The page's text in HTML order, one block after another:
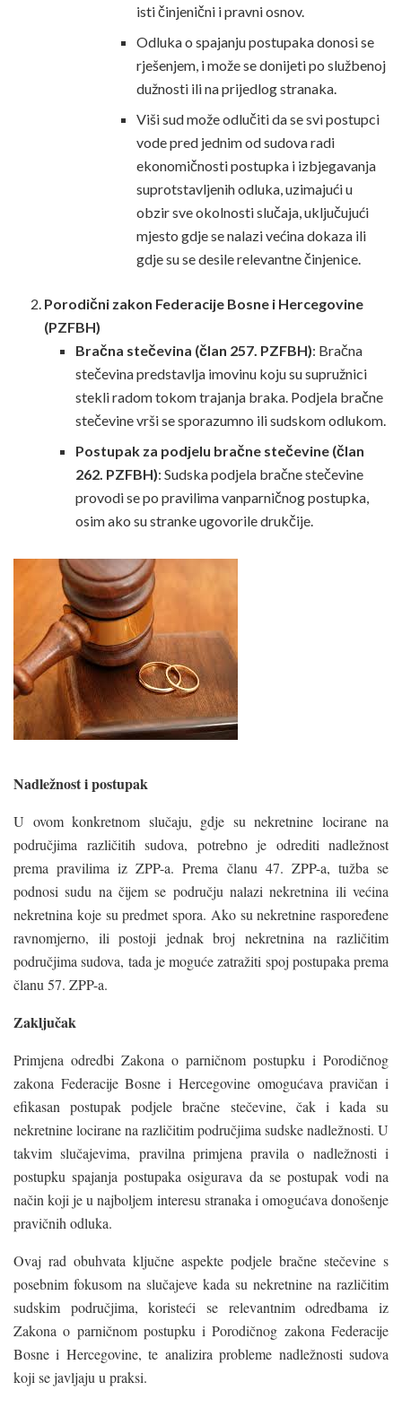
isti činjenični i pravni osnov.
Odluka o spajanju postupaka donosi se
rješenjem, i može se donijeti po službenoj
dužnosti ili na prijedlog stranaka.
Viši sud može odlučiti da se svi postupci
vode pred jednim od sudova radi
ekonomičnosti postupka i izbjegavanja
suprotstavljenih odluka, uzimajući u
obzir sve okolnosti slučaja, uključujući
mjesto gdje se nalazi većina dokaza ili
gdje su se desile relevantne činjenice.
Porodični zakon Federacije Bosne i Hercegovine
(PZFBH)
Bračna stečevina (član 257. PZFBH): Bračna
stečevina predstavlja imovinu koju su supružnici
stekli radom tokom trajanja braka. Podjela bračne
stečevine vrši se sporazumno ili sudskom odlukom.
Postupak za podjelu bračne stečevine (član
262. PZFBH): Sudska podjela bračne stečevine
provodi se po pravilima vanparničnog postupka,
osim ako su stranke ugovorile drukčije.
Nadležnost i postupak
U ovom konkretnom slučaju, gdje su nekretnine locirane na
područjima različitih sudova, potrebno je odrediti nadležnost
prema pravilima iz ZPP-a. Prema članu 47. ZPP-a, tužba se
podnosi sudu na čijem se području nalazi nekretnina ili većina
nekretnina koje su predmet spora. Ako su nekretnine raspoređene
ravnomjerno, ili postoji jednak broj nekretnina na različitim
područjima sudova, tada je moguće zatražiti spoj postupaka prema
članu 57. ZPP-a.
Zaključak
Primjena odredbi Zakona o parničnom postupku i Porodičnog
zakona Federacije Bosne i Hercegovine omogućava pravičan i
efikasan postupak podjele bračne stečevine, čak i kada su
nekretnine locirane na različitim područjima sudske nadležnosti. U
takvim slučajevima, pravilna primjena pravila o nadležnosti i
postupku spajanja postupaka osigurava da se postupak vodi na
način koji je u najboljem interesu stranaka i omogućava donošenje
pravičnih odluka.
Ovaj rad obuhvata ključne aspekte podjele bračne stečevine s
posebnim fokusom na slučajeve kada su nekretnine na različitim
sudskim područjima, koristeći se relevantnim odredbama iz
Zakona o parničnom postupku i Porodičnog zakona Federacije
Bosne i Hercegovine, te analizira probleme nadležnosti sudova
koji se javljaju u praksi.